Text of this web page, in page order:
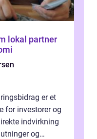
lokal partner
er et
for investorer og
indvirkning
og